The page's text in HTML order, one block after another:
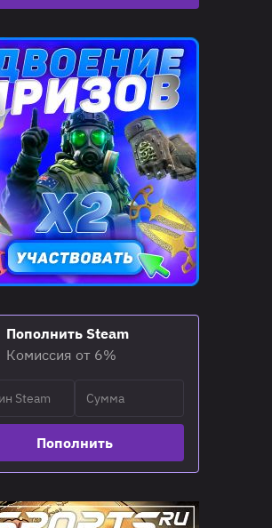
Пополнить Steam
Комиссия от 6%
Пополнить